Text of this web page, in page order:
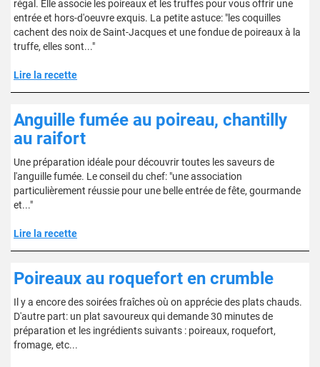
régal. Elle associe les poireaux et les truffes pour vous offrir une
entrée et hors-d'oeuvre exquis. La petite astuce: "les coquilles
cachent des noix de Saint-Jacques et une fondue de poireaux à la
truffe, elles sont..."
Lire la recette
Anguille fumée au poireau, chantilly
au raifort
Une préparation idéale pour découvrir toutes les saveurs de
l'anguille fumée. Le conseil du chef: "une association
particulièrement réussie pour une belle entrée de fête, gourmande
et..."
Lire la recette
Poireaux au roquefort en crumble
Il y a encore des soirées fraîches où on apprécie des plats chauds.
D'autre part: un plat savoureux qui demande 30 minutes de
préparation et les ingrédients suivants : poireaux, roquefort,
fromage, etc...